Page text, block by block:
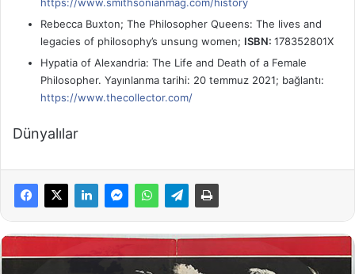
Rebecca Buxton; The Philosopher Queens: The lives and
legacies of philosophy’s unsung women; ISBN: 178352801X
Hypatia of Alexandria: The Life and Death of a Female
Philosopher. Yayınlanma tarihi: 20 temmuz 2021; bağlantı:
https://www.thecollector.com/
Dünyalılar